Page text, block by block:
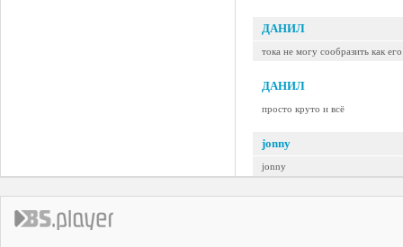
ДАНИЛ
тока не могу сообразить как его
ДАНИЛ
просто круто и всё
jonny
jonny